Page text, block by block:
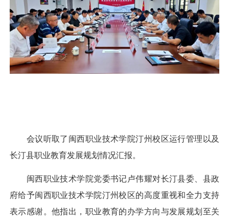
会议听取了闽西职业技术学院汀州校区运行管理以及
长汀县职业教育发展规划情况汇报。
闽西职业技术学院党委书记卢伟耀对长汀县委、县政
府给予闽西职业技术学院汀州校区的高度重视和全力支持
表示感谢。他指出，职业教育的办学方向与发展规划至关